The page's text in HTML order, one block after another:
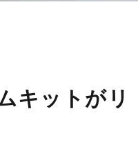
キットがリ